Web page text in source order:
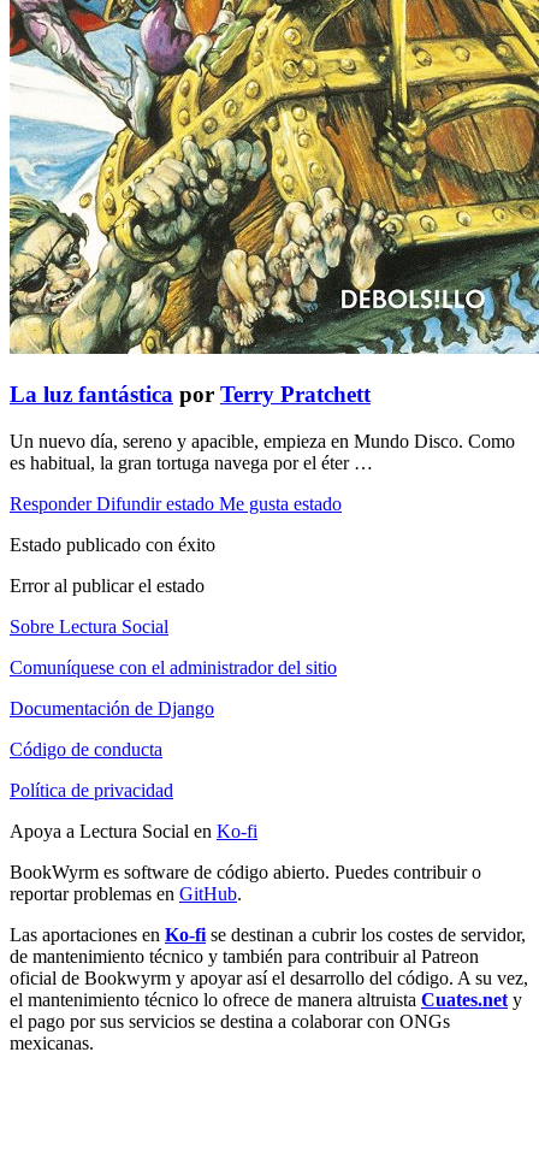
La luz fantástica por Terry Pratchett
Un nuevo día, sereno y apacible, empieza en Mundo Disco. Como
es habitual, la gran tortuga navega por el éter …
Responder Difundir estado Me gusta estado
Estado publicado con éxito
Error al publicar el estado
Sobre Lectura Social
Comuníquese con el administrador del sitio
Documentación de Django
Código de conducta
Política de privacidad
Apoya a Lectura Social en Ko-fi
BookWyrm es software de código abierto. Puedes contribuir o
reportar problemas en GitHub.
Las aportaciones en Ko-fi se destinan a cubrir los costes de servidor,
de mantenimiento técnico y también para contribuir al Patreon
oficial de Bookwyrm y apoyar así el desarrollo del código. A su vez,
el mantenimiento técnico lo ofrece de manera altruista Cuates.net y
el pago por sus servicios se destina a colaborar con ONGs
mexicanas.